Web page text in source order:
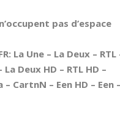
pas d’espace
La Une – La Deux – RTL
Deux HD – RTL HD –
CartnN – Een HD – Een